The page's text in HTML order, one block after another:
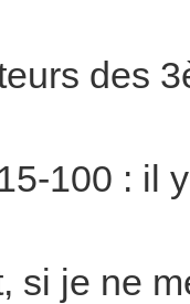
des
100 : il
si je ne